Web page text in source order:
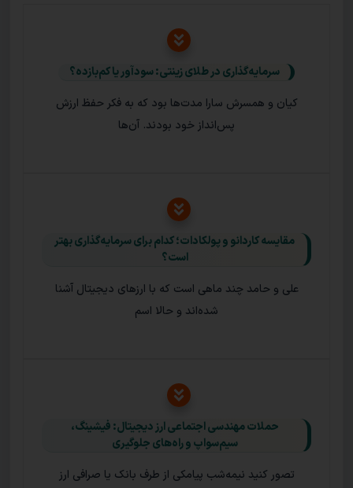
سرمایه‌گذاری در طلای زینتی: سودآور یا کم‌بازده؟
کیان و همسرش سارا مدت‌ها بود که به فکر حفظ ارزش
پس‌انداز خود بودند. آن‌ها
مقایسه کاردانو و پولکادات؛ کدام برای سرمایه‌گذاری بهتر
است؟
علی و حامد چند ماهی است که با ارزهای دیجیتال آشنا
شده‌اند و حالا اسم
حملات مهندسی اجتماعی ارز دیجیتال: فیشینگ،
سیم‌سواپ و راه‌های جلوگیری
تصور کنید نیمه‌شب پیامکی از طرف بانک یا صرافی ارز